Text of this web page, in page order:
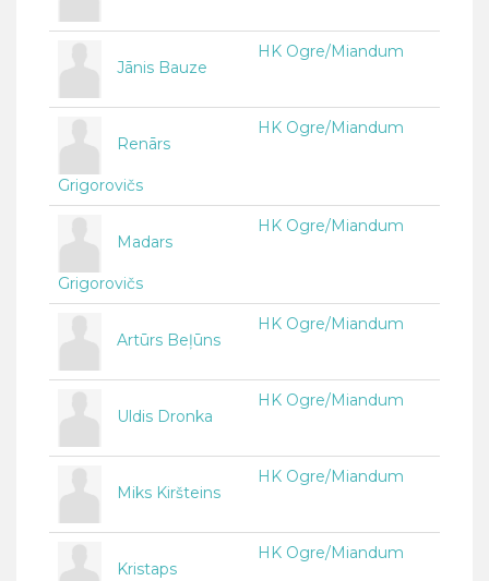
Jānis Bauze
HK Ogre/Miandum
Renārs
Grigorovičs
HK Ogre/Miandum
Madars
Grigorovičs
HK Ogre/Miandum
Artūrs Beļūns
HK Ogre/Miandum
Uldis Dronka
HK Ogre/Miandum
Miks Kiršteins
HK Ogre/Miandum
Kristaps
HK Ogre/Miandum